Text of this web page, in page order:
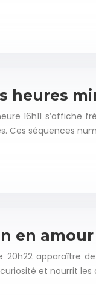
heures
16h11
Ces séquences
en
20h22 apparaître
et nourrit